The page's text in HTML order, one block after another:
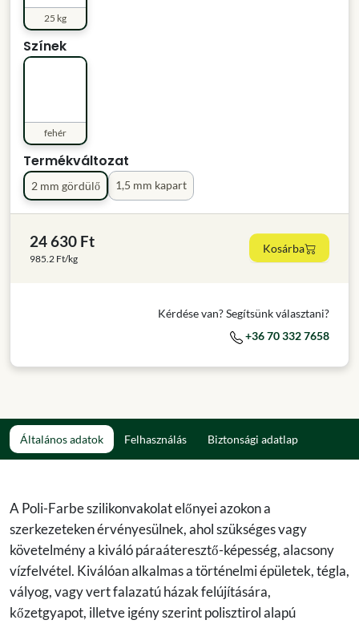
25 kg
Színek
fehér
Termékváltozat
1,5 mm kapart
2 mm gördülő
24 630 Ft
985.2 Ft/kg
Kosárba
Kérdése van? Segítsünk választani?
+36 70 332 7658
Általános adatok Felhasználás Biztonsági adatlap
A Poli-Farbe szilikonvakolat előnyei azokon a
szerkezeteken érvényesülnek, ahol szükséges vagy
követelmény a kiváló páraáteresztő-képesség, alacsony
vízfelvétel. Kiválóan alkalmas a történelmi épületek, tégla,
vályog, vagy vert falazatú házak felújítására,
kőzetgyapot, illetve igény szerint polisztirol alapú